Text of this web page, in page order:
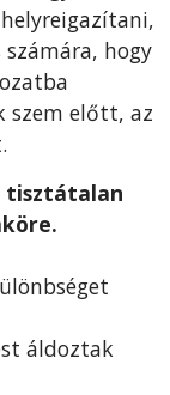
hogy
szem előtt, az
tisztátalan
áldoztak